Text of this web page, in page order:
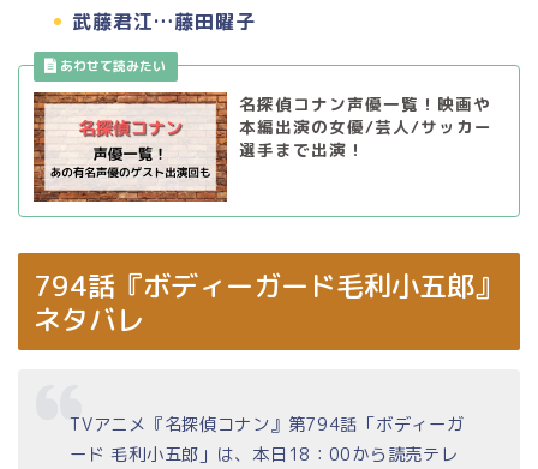
武藤君江…藤田曜子
名探偵コナン声優一覧！映画や
本編出演の女優/芸人/サッカー
選手まで出演！
794話『ボディーガード毛利小五郎』
ネタバレ
TVアニメ『名探偵コナン』第794話「ボディーガ
ード 毛利小五郎」は、本日18：00から読売テレ